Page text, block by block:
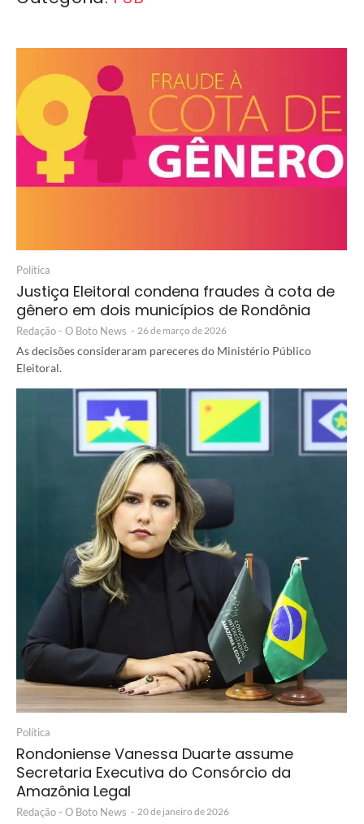
Política
Justiça Eleitoral condena fraudes à cota de
gênero em dois municípios de Rondônia
Redação - O Boto News - 26 de março de 2026
As decisões consideraram pareceres do Ministério Público
Eleitoral.
Política
Rondoniense Vanessa Duarte assume
Secretaria Executiva do Consórcio da
Amazônia Legal
Redação - O Boto News - 20 de janeiro de 2026